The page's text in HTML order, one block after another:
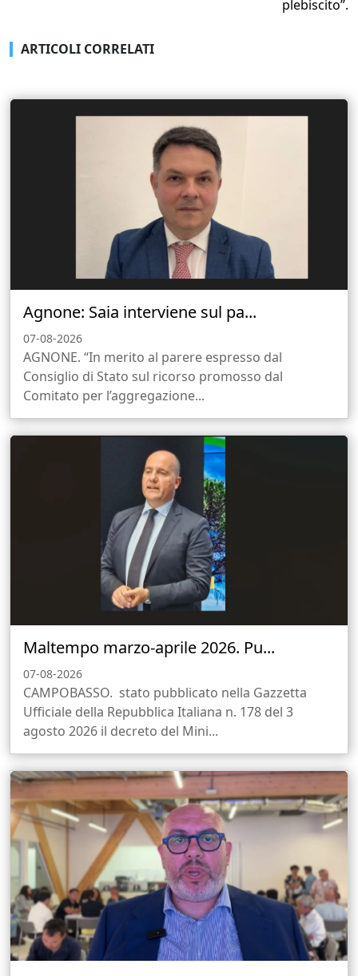
plebiscito”.
ARTICOLI CORRELATI
Agnone: Saia interviene sul pa...
07-08-2026
AGNONE. “In merito al parere espresso dal
Consiglio di Stato sul ricorso promosso dal
Comitato per l’aggregazione...
Maltempo marzo-aprile 2026. Pu...
07-08-2026
CAMPOBASSO. stato pubblicato nella Gazzetta
Ufficiale della Repubblica Italiana n. 178 del 3
agosto 2026 il decreto del Mini...